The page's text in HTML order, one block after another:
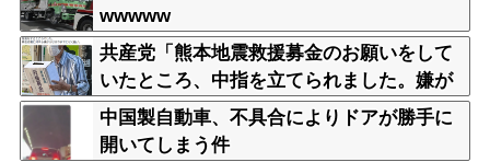
wwwww
共産党「熊本地震救援募金のお願いをして
いたところ、中指を立てられました。嫌が
らせ酷い」
中国製自動車、不具合によりドアが勝手に
開いてしまう件